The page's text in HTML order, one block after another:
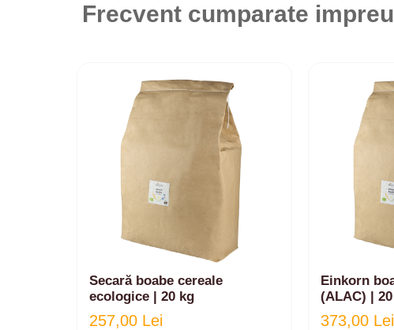
Frecvent cumparate
Secară boabe cereale
ecologice | 20 kg
257,00 Lei
Einkorn
(ALAC) |
373,00 Lei